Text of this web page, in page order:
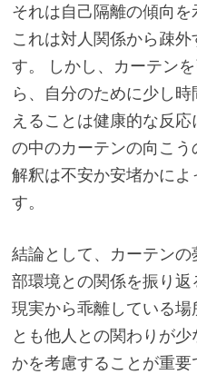
それは自己隔離の傾向を
これは対人関係から疎
す。 しかし、カーテン
ら、自分のために少し
えることは健康的な反
の中のカーテンの向こ
解釈は不安か安堵かに
す。
結論として、カーテン
部環境との関係を振り
現実から乖離している
とも他人との関わりが
かを考慮することが重